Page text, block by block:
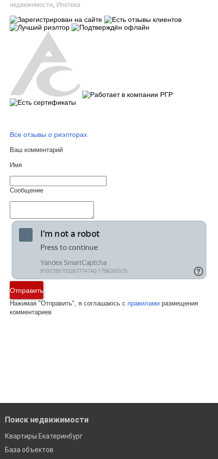
недвижимости, Ипотека
Все отзывы о риэлторах
Ваш комментарий
Имя
Сообщение
Отправить
Нажимая "Отправить", я соглашаюсь с правилами размещения
комментариев
Поиск недвижимости
Квартиры Екатеринбург
База объектов